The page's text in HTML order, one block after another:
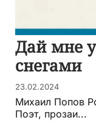
Дай мне
снегами
23.02.2024
Михаил Попов
Поэт, прозаи...